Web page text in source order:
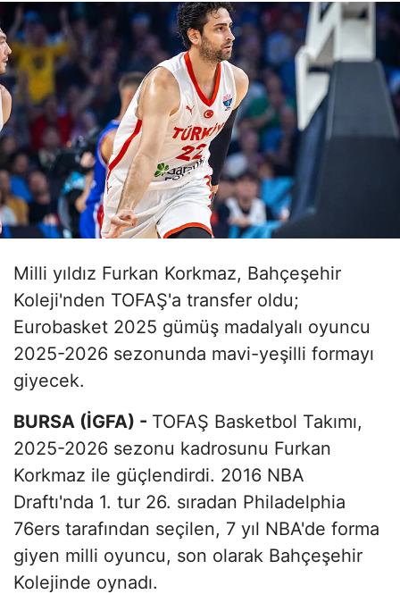
Milli yıldız Furkan Korkmaz, Bahçeşehir
Koleji'nden TOFAŞ'a transfer oldu;
Eurobasket 2025 gümüş madalyalı oyuncu
2025-2026 sezonunda mavi-yeşilli formayı
giyecek.
BURSA (İGFA) - TOFAŞ Basketbol Takımı,
2025-2026 sezonu kadrosunu Furkan
Korkmaz ile güçlendirdi. 2016 NBA
Draftı'nda 1. tur 26. sıradan Philadelphia
76ers tarafından seçilen, 7 yıl NBA'de forma
giyen milli oyuncu, son olarak Bahçeşehir
Kolejinde oynadı.